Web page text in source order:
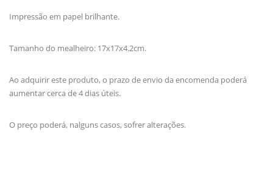
Impressão em papel brilhante.
Tamanho do mealheiro: 17x17x4.2cm.
Ao adquirir este produto, o prazo de envio da encomenda poderá
aumentar cerca de 4 dias úteis.
O preço poderá, nalguns casos, sofrer alterações.